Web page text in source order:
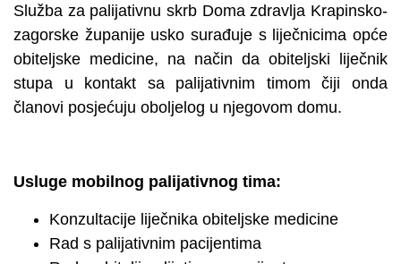
Služba za palijativnu skrb Doma zdravlja Krapinsko-
zagorske županije usko surađuje s liječnicima opće
obiteljske medicine, na način da obiteljski liječnik
stupa u kontakt sa palijativnim timom čiji onda
članovi posjećuju oboljelog u njegovom domu.
Usluge mobilnog palijativnog tima:
Konzultacije liječnika obiteljske medicine
Rad s palijativnim pacijentima